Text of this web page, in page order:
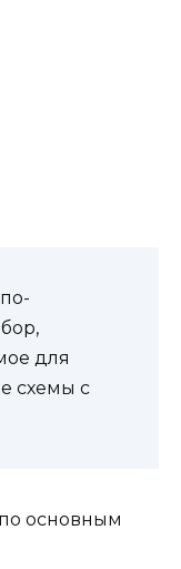
для
схемы с
основным